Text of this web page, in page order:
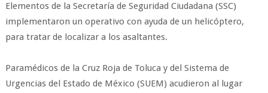
Elementos de la Secretaría de Seguridad Ciudadana (SSC)
implementaron un operativo con ayuda de un helicóptero,
para tratar de localizar a los asaltantes.
Paramédicos de la Cruz Roja de Toluca y del Sistema de
Urgencias del Estado de México (SUEM) acudieron al lugar